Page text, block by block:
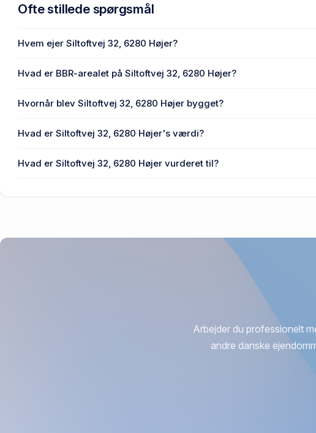
Ofte stillede spørgsmål
Hvem ejer Siltoftvej 32, 6280 Højer?
Hvad er BBR-arealet på Siltoftvej 32, 6280 Højer?
Hvornår blev Siltoftvej 32, 6280 Højer bygget?
Hvad er Siltoftvej 32, 6280 Højer's værdi?
Hvad er Siltoftvej 32, 6280 Højer vurderet til?
Arbejder du professionelt
andre danske